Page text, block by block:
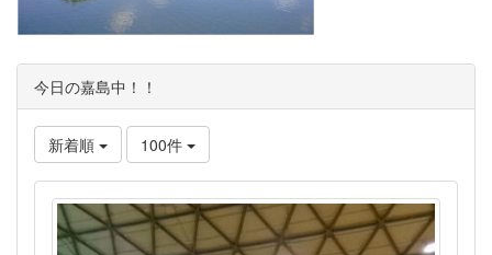
今日の嘉島中！！
新着順 100件